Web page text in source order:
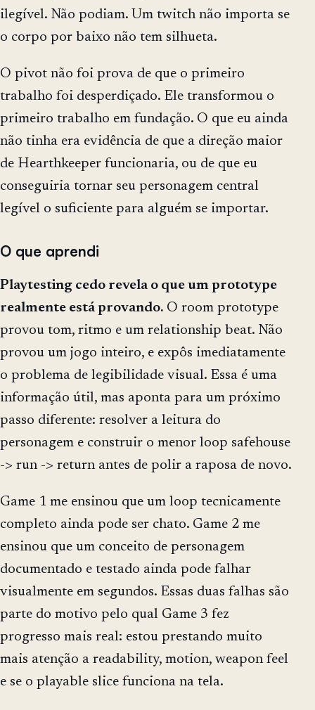
ilegível. Não podiam. Um twitch não importa se
o corpo por baixo não tem silhueta.
O pivot não foi prova de que o primeiro
trabalho foi desperdiçado. Ele transformou o
primeiro trabalho em fundação. O que eu ainda
não tinha era evidência de que a direção maior
de Hearthkeeper funcionaria, ou de que eu
conseguiria tornar seu personagem central
legível o suficiente para alguém se importar.
O que aprendi
Playtesting cedo revela o que um prototype
realmente está provando. O room prototype
provou tom, ritmo e um relationship beat. Não
provou um jogo inteiro, e expôs imediatamente
o problema de legibilidade visual. Essa é uma
informação útil, mas aponta para um próximo
passo diferente: resolver a leitura do
personagem e construir o menor loop safehouse
-> run -> return antes de polir a raposa de novo.
Game 1 me ensinou que um loop tecnicamente
completo ainda pode ser chato. Game 2 me
ensinou que um conceito de personagem
documentado e testado ainda pode falhar
visualmente em segundos. Essas duas falhas são
parte do motivo pelo qual Game 3 fez
progresso mais real: estou prestando muito
mais atenção a readability, motion, weapon feel
e se o playable slice funciona na tela.